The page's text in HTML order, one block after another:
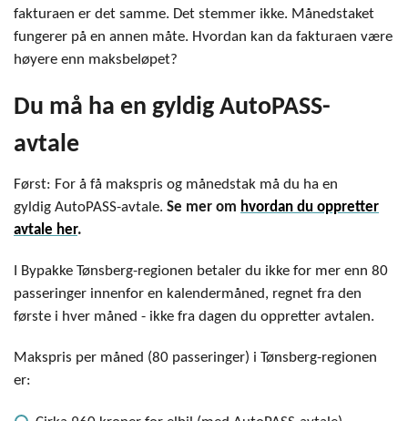
fakturaen er det samme. Det stemmer ikke. Månedstaket
fungerer på en annen måte. Hvordan kan da fakturaen være
høyere enn maksbeløpet?
Du må ha en gyldig AutoPASS-
avtale
Først: For å få makspris og månedstak må du ha en
gyldig AutoPASS-avtale. Se mer om hvordan du oppretter
avtale her.
I Bypakke Tønsberg-regionen betaler du ikke for mer enn 80
passeringer innenfor en kalendermåned, regnet fra den
første i hver måned - ikke fra dagen du oppretter avtalen.
Makspris per måned (80 passeringer) i Tønsberg-regionen
er: